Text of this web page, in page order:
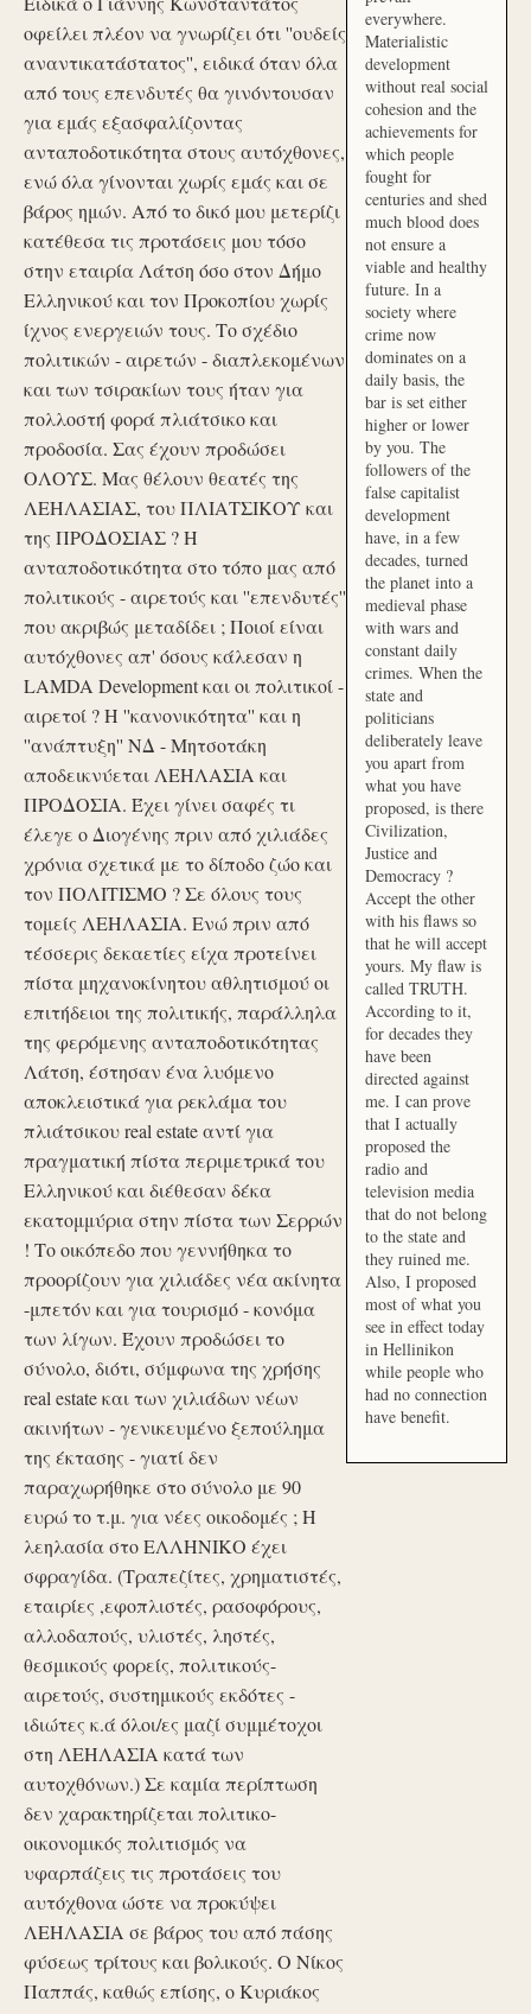
οφείλει πλέον να γνωρίζει ότι ''ουδείς
αναντικατάστατος'', ειδικά όταν όλα
από τους επενδυτές θα γινόντουσαν
για εμάς εξασφαλίζοντας
ανταποδοτικότητα στους αυτόχθονες,
ενώ όλα γίνονται χωρίς εμάς και σε
βάρος ημών. Από το δικό μου μετερίζι
κατέθεσα τις προτάσεις μου τόσο
στην εταιρία Λάτση όσο στον Δήμο
Ελληνικού και τον Προκοπίου χωρίς
ίχνος ενεργειών τους. Το σχέδιο
πολιτικών - αιρετών - διαπλεκομένων
και των τσιρακίων τους ήταν για
πολλοστή φορά πλιάτσικο και
προδοσία. Σας έχουν προδώσει
ΟΛΟΥΣ. Μας θέλουν θεατές της
ΛΕΗΛΑΣΙΑΣ, του ΠΛΙΑΤΣΙΚΟΥ και
της ΠΡΟΔΟΣΙΑΣ ? Η
ανταποδοτικότητα στο τόπο μας από
πολιτικούς - αιρετούς και ''επενδυτές''
που ακριβώς μεταδίδει ; Ποιοί είναι
αυτόχθονες απ' όσους κάλεσαν η
LAMDA Development και οι πολιτικοί -
αιρετοί ? Η ''κανονικότητα'' και η
''ανάπτυξη'' ΝΔ - Μητσοτάκη
αποδεικνύεται ΛΕΗΛΑΣΙΑ και
ΠΡΟΔΟΣΙΑ. Έχει γίνει σαφές τι
έλεγε ο Διογένης πριν από χιλιάδες
χρόνια σχετικά με το δίποδο ζώο και
τον ΠΟΛΙΤΙΣΜΟ ? Σε όλους τους
τομείς ΛΕΗΛΑΣΙΑ. Ενώ πριν από
τέσσερις δεκαετίες είχα προτείνει
πίστα μηχανοκίνητου αθλητισμού οι
επιτήδειοι της πολιτικής, παράλληλα
της φερόμενης ανταποδοτικότητας
Λάτση, έστησαν ένα λυόμενο
αποκλειστικά για ρεκλάμα του
πλιάτσικου real estate αντί για
πραγματική πίστα περιμετρικά του
Ελληνικού και διέθεσαν δέκα
εκατομμύρια στην πίστα των Σερρών
! Το οικόπεδο που γεννήθηκα το
προορίζουν για χιλιάδες νέα ακίνητα
-μπετόν και για τουρισμό - κονόμα
των λίγων. Έχουν προδώσει το
σύνολο, διότι, σύμφωνα της χρήσης
real estate και των χιλιάδων νέων
ακινήτων - γενικευμένο ξεπούλημα
της έκτασης - γιατί δεν
παραχωρήθηκε στο σύνολο με 90
ευρώ το τ.μ. για νέες οικοδομές ; Η
λεηλασία στο ΕΛΛΗΝΙΚΟ έχει
σφραγίδα. (Τραπεζίτες, χρηματιστές,
εταιρίες ,εφοπλιστές, ρασοφόρους,
αλλοδαπούς, υλιστές, ληστές,
θεσμικούς φορείς, πολιτικούς-
αιρετούς, συστημικούς εκδότες -
ιδιώτες κ.ά όλοι/ες μαζί συμμέτοχοι
στη ΛΕΗΛΑΣΙΑ κατά των
αυτοχθόνων.) Σε καμία περίπτωση
δεν χαρακτηρίζεται πολιτικο-
οικονομικός πολιτισμός να
υφαρπάζεις τις προτάσεις του
αυτόχθονα ώστε να προκύψει
ΛΕΗΛΑΣΙΑ σε βάρος του από πάσης
φύσεως τρίτους και βολικούς. Ο Νίκος
Παππάς, καθώς επίσης, ο Κυριάκος
everywhere.
Materialistic
development
without real social
cohesion and the
achievements for
which people
fought for
centuries and shed
much blood does
not ensure a
viable and healthy
future. In a
society where
crime now
dominates on a
daily basis, the
bar is set either
higher or lower
by you. The
followers of the
false capitalist
development
have, in a few
decades, turned
the planet into a
medieval phase
with wars and
constant daily
crimes. When the
state and
politicians
deliberately leave
you apart from
what you have
proposed, is there
Civilization,
Justice and
Democracy ?
Accept the other
with his flaws so
that he will accept
yours. My flaw is
called TRUTH.
According to it,
for decades they
have been
directed against
me. I can prove
that I actually
proposed the
radio and
television media
that do not belong
to the state and
they ruined me.
Also, I proposed
most of what you
see in effect today
in Hellinikon
while people who
had no connection
have benefit.